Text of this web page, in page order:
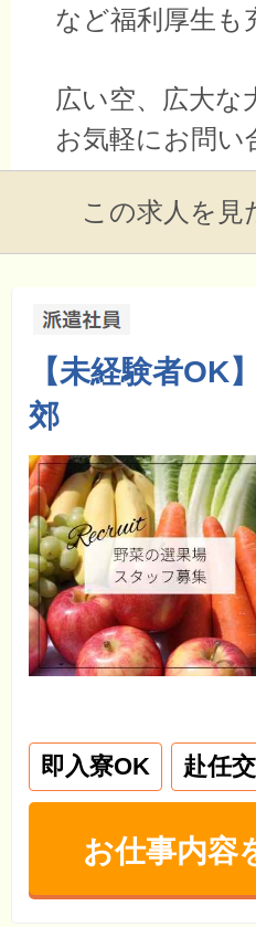
など福利厚生も
広い空、広大な
お気軽にお問い
この求人を見
【未経験者OK
郊
即入寮OK 赴任
お仕事内容